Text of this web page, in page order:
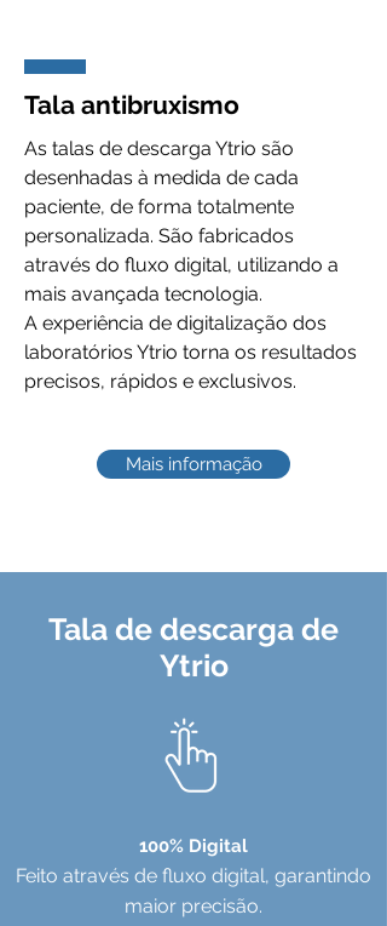
Tala antibruxismo
As talas de descarga Ytrio são
desenhadas à medida de cada
paciente, de forma totalmente
personalizada. São fabricados
através do fluxo digital, utilizando a
mais avançada tecnologia.
A experiência de digitalização dos
laboratórios Ytrio torna os resultados
precisos, rápidos e exclusivos.
Mais informação
Tala de descarga de
Ytrio
100% Digital
Feito através de fluxo digital, garantindo
maior precisão.